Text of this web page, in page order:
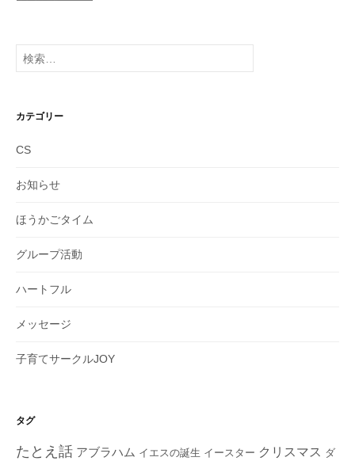
イ
ブ
検
索:
カテゴリー
CS
お知らせ
ほうかごタイム
グループ活動
ハートフル
メッセージ
子育てサークルJOY
タグ
たとえ話 アブラハム イエスの誕生 イースター クリスマス ダ